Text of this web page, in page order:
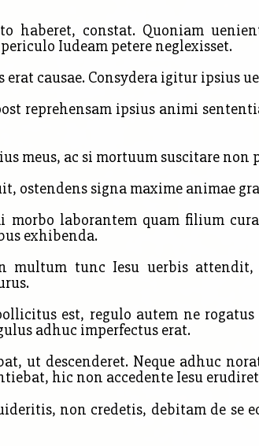
haberet, constat. Quoniam
Iudeam petere neglexisset.
causae. Consydera igitur ipsius
reprehensam ipsius animi
meus, ac si mortuum suscitare non
ostendens signa maxime animae
laborantem quam filium
exhibenda.
multum tunc Iesu uerbis
est, regulo autem ne rogatus
adhuc imperfectus erat.
ut descenderet. Neque adhuc
hic non accedente Iesu
non credetis, debitam de se